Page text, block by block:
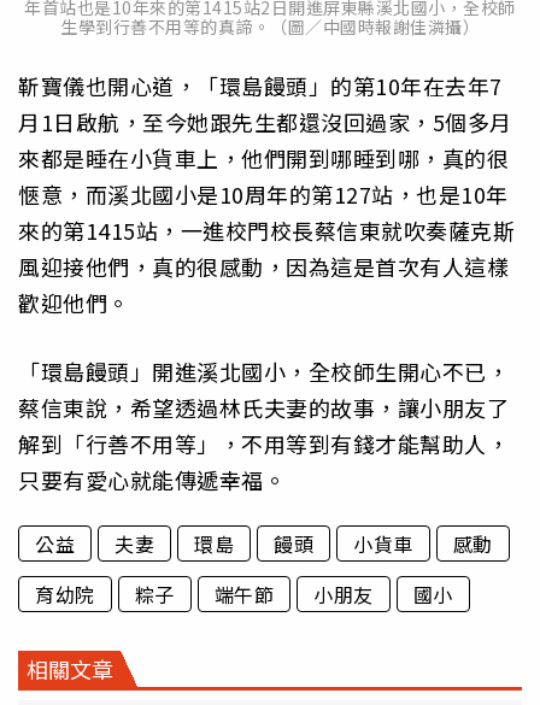
年首站也是10年來的第1415站2日開進屏東縣溪北國小，全校師
生學到行善不用等的真諦。（圖／中國時報謝佳潾攝）
靳寶儀也開心道，「環島饅頭」的第10年在去年7
月1日啟航，至今她跟先生都還沒回過家，5個多月
來都是睡在小貨車上，他們開到哪睡到哪，真的很
愜意，而溪北國小是10周年的第127站，也是10年
來的第1415站，一進校門校長蔡信東就吹奏薩克斯
風迎接他們，真的很感動，因為這是首次有人這樣
歡迎他們。
「環島饅頭」開進溪北國小，全校師生開心不已，
蔡信東說，希望透過林氏夫妻的故事，讓小朋友了
解到「行善不用等」，不用等到有錢才能幫助人，
只要有愛心就能傳遞幸福。
公益 夫妻 環島 饅頭 小貨車
感動
育幼院
粽子 端午節 小朋友 國小
相關文章